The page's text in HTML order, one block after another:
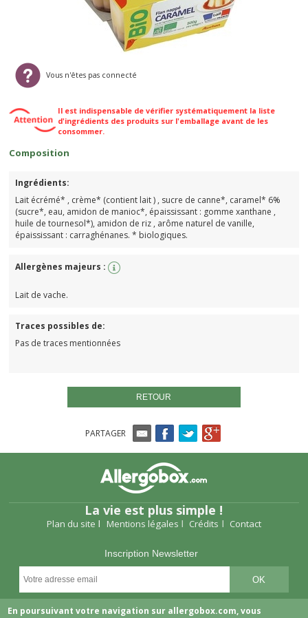
Vous n'êtes pas connecté
Il est indispensable de vérifier systématiquement la liste
d'ingrédients des produits sur l'emballage avant de les
consommer.
Composition
Ingrédients:
Lait écrémé* , crème* (contient lait ) , sucre de canne*, caramel* 6%
(sucre*, eau, amidon de manioc*, épaississant : gomme xanthane ,
huile de tournesol*), amidon de riz , arôme naturel de vanille,
épaississant : carraghénanes. * biologiques.
Allergènes majeurs :
Lait de vache.
Traces possibles de:
Pas de traces mentionnées
RETOUR
PARTAGER
La vie est plus simple !
Plan du site Mentions légales Crédits Contact
Inscription Newsletter
Suivez-nous
En poursuivant votre navigation sur allergobox.com, vous